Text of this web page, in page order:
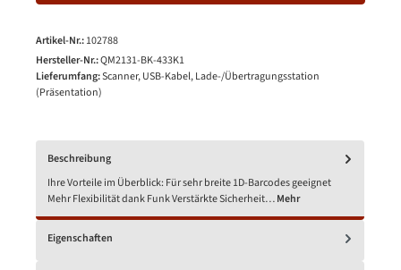
Artikel-Nr.:102788
Hersteller-Nr.:QM2131-BK-433K1
Lieferumfang:Scanner, USB-Kabel, Lade-/Übertragungsstation
(Präsentation)
Beschreibung
Ihre Vorteile im Überblick: Für sehr breite 1D-Barcodes geeignet
Mehr Flexibilität dank Funk Verstärkte Sicherheit…Mehr
Eigenschaften